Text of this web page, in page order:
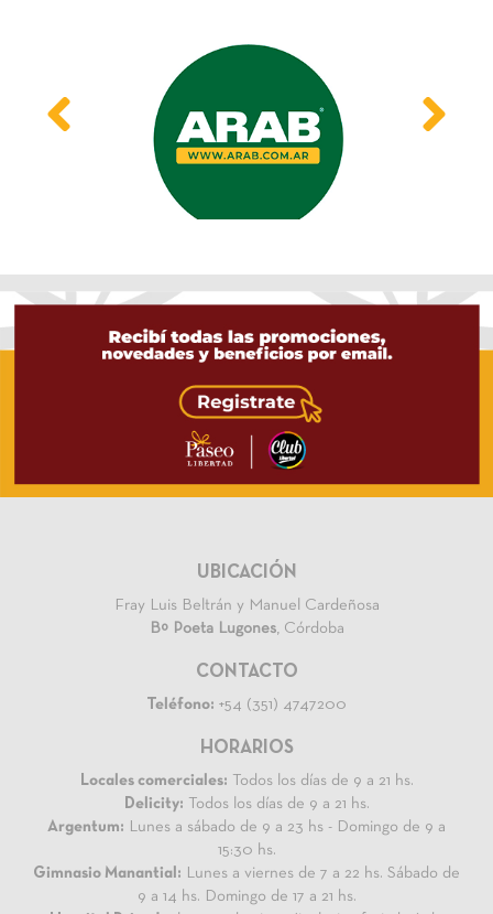
UBICACIÓN
Fray Luis Beltrán y Manuel Cardeñosa
Bº Poeta Lugones, Córdoba
CONTACTO
Teléfono: +54 (351) 4747200
HORARIOS
Locales comerciales: Todos los días de 9 a 21 hs.
Delicity: Todos los días de 9 a 21 hs.
Argentum: Lunes a sábado de 9 a 23 hs - Domingo de 9 a
15:30 hs.
Gimnasio Manantial: Lunes a viernes de 7 a 22 hs. Sábado de
9 a 14 hs. Domingo de 17 a 21 hs.